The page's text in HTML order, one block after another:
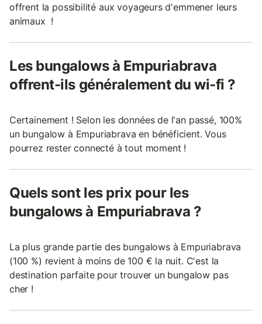
offrent la possibilité aux voyageurs d'emmener leurs
animaux !
Les bungalows à Empuriabrava
offrent-ils généralement du wi-fi ?
Certainement ! Selon les données de l'an passé, 100%
un bungalow à Empuriabrava en bénéficient. Vous
pourrez rester connecté à tout moment !
Quels sont les prix pour les
bungalows à Empuriabrava ?
La plus grande partie des bungalows à Empuriabrava
(100 %) revient à moins de 100 € la nuit. C'est la
destination parfaite pour trouver un bungalow pas
cher !